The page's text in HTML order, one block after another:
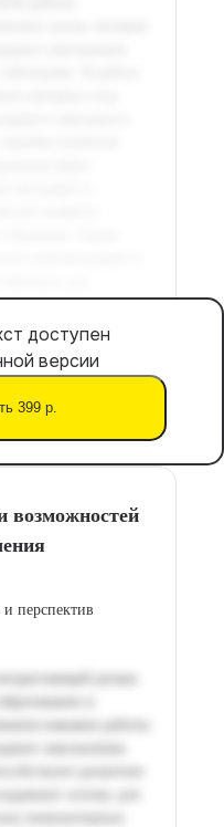
доступен
версии
399 р.
возможностей
перспектив